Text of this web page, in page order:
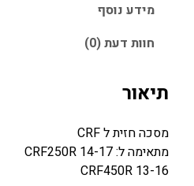
מידע נוסף
חוות דעת (0)
תיאור
מסכה חזית ל CRF
מתאימה ל: CRF250R 14-17
CRF450R 13-16